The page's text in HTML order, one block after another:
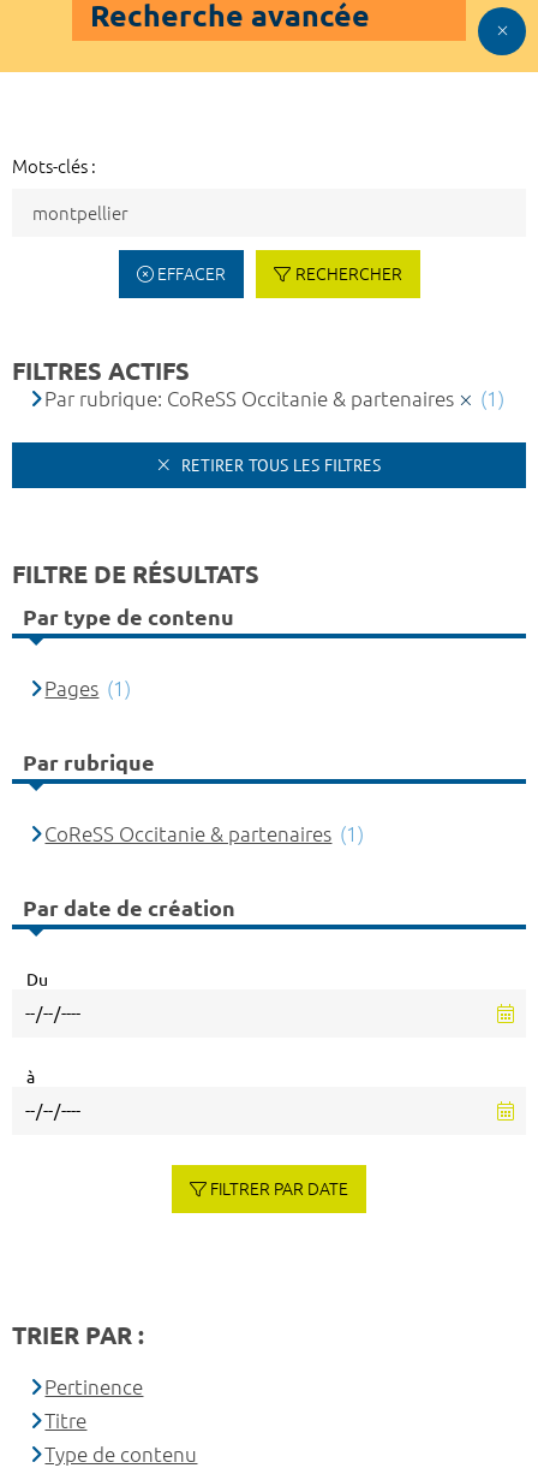
Recherche avancée
Mots-clés :
EFFACER RECHERCHER
FILTRES ACTIFS
Par rubrique: CoReSS Occitanie & partenaires (1)
RETIRER TOUS LES FILTRES
FILTRE DE RÉSULTATS
Par type de contenu
Pages (1)
Par rubrique
CoReSS Occitanie & partenaires (1)
Par date de création
Du
à
FILTRER PAR DATE
TRIER PAR :
Pertinence
Titre
Type de contenu